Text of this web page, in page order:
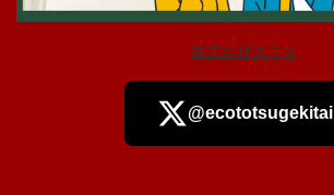
株式会社ステイ
@ecototsugekitai